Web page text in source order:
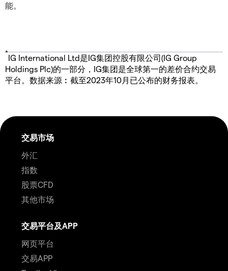
能。
*
IG International Ltd是IG集团控股有限公司(IG Group
Holdings Plc)的一部分，IG集团是全球第一的差价合约交易
平台。数据来源︰截至2023年10月已公布的财务报表。
交易市场
外汇
指数
股票CFD
其他市场
交易平台及APP
网页平台
交易APP